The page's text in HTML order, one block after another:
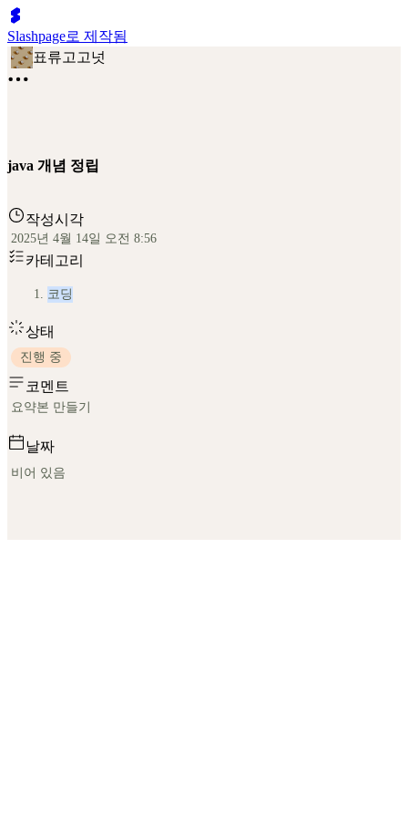
Slashpage로 제작됨
표류고고넛
java 개념 정립
작성시각
2025년 4월 14일 오전 8:56
카테고리
코딩
상태
진행 중
코멘트
요약본 만들기
날짜
비어 있음